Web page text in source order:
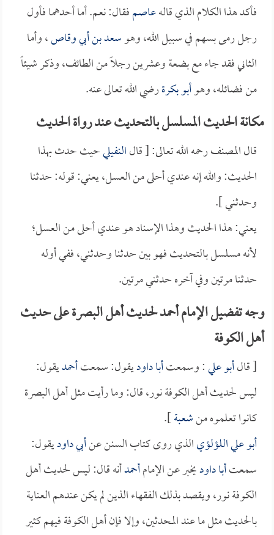
فأكد هذا الكلام الذي قالهعاصمفقال: نعم. أما أحدهما فأول
رجل رمى بسهم في سبيل الله، وهوسعد بن أبي وقاص، وأما
الثاني فقد جاء مع بضعة وعشرين رجلاً من الطائف، وذكر شيئاً
من فضائله، وهوأبو بكرةرضي الله تعالى عنه.
مكانة الحديث المسلسل بالتحديث عند رواة الحديث
قال المصنف رحمه الله تعالى: [ قالالنفيليحيث حدث بهذا
الحديث: والله إنه عندي أحلى من العسل، يعني: قوله: حدثنا
وحدثني ].
يعني: هذا الحديث وهذا الإسناد هو عندي أحلى من العسل؛
لأنه مسلسل بالتحديث فهو بين حدثنا وحدثني، ففي أوله
حدثنا مرتين وفي آخره حدثني مرتين.
وجه تفضيل الإمام أحمد لحديث أهل البصرة على حديث
أهل الكوفة
[ قالأبو علي: وسمعتأبا داوديقول: سمعتأحمديقول:
ليس لحديث أهل الكوفة نور، قال: وما رأيت مثل أهل البصرة
كانوا تعلموه منشعبة].
أبو علي اللؤلؤيالذي روى كتاب السنن عنأبي داوديقول:
سمعتأبا داوديخبر عن الإمامأحمدأنه قال: ليس لحديث أهل
الكوفة نور، ويقصد بذلك الفقهاء الذين لم يكن عندهم العناية
بالحديث مثل ما عند المحدثين، وإلا فإن أهل الكوفة فيهم كثير